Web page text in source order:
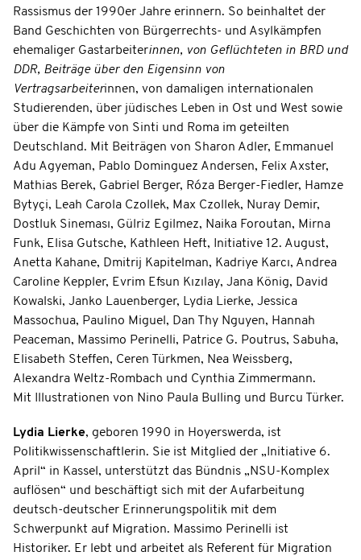
Rassismus der 1990er Jahre erinnern. So beinhaltet der
Band Geschichten von Bürgerrechts- und Asylkämpfen
ehemaliger Gastarbeiterinnen, von Geflüchteten in BRD und
DDR, Beiträge über den Eigensinn von
Vertragsarbeiterinnen, von damaligen internationalen
Studierenden, über jüdisches Leben in Ost und West sowie
über die Kämpfe von Sinti und Roma im geteilten
Deutschland. Mit Beiträgen von Sharon Adler, Emmanuel
Adu Agyeman, Pablo Dominguez Andersen, Felix Axster,
Mathias Berek, Gabriel Berger, Róza Berger-Fiedler, Hamze
Bytyçi, Leah Carola Czollek, Max Czollek, Nuray Demir,
Dostluk Sineması, Gülriz Egilmez, Naika Foroutan, Mirna
Funk, Elisa Gutsche, Kathleen Heft, Initiative 12. August,
Anetta Kahane, Dmitrij Kapitelman, Kadriye Karcı, Andrea
Caroline Keppler, Evrim Efsun Kızılay, Jana König, David
Kowalski, Janko Lauenberger, Lydia Lierke, Jessica
Massochua, Paulino Miguel, Dan Thy Nguyen, Hannah
Peaceman, Massimo Perinelli, Patrice G. Poutrus, Sabuha,
Elisabeth Steffen, Ceren Türkmen, Nea Weissberg,
Alexandra Weltz-Rombach und Cynthia Zimmermann.
Mit Illustrationen von Nino Paula Bulling und Burcu Türker.
Lydia Lierke, geboren 1990 in Hoyerswerda, ist
Politikwissenschaftlerin. Sie ist Mitglied der „Initiative 6.
April“ in Kassel, unterstützt das Bündnis „NSU-Komplex
auflösen“ und beschäftigt sich mit der Aufarbeitung
deutsch-deutscher Erinnerungspolitik mit dem
Schwerpunkt auf Migration. Massimo Perinelli ist
Historiker. Er lebt und arbeitet als Referent für Migration